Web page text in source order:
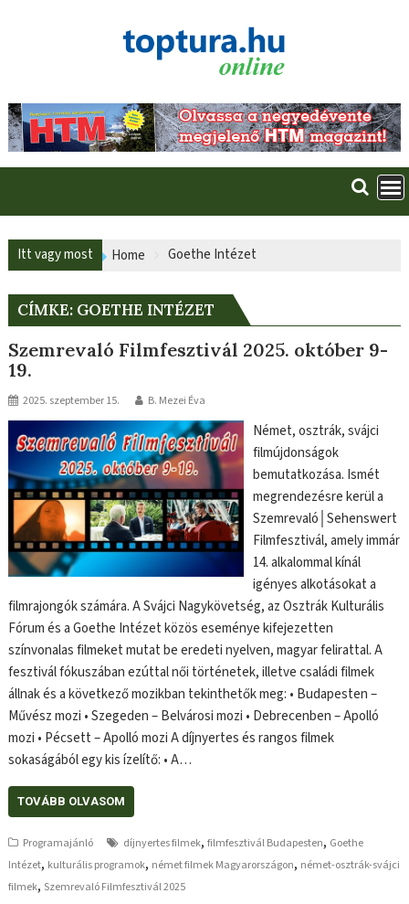
Itt vagy most Home Goethe Intézet
CÍMKE: GOETHE INTÉZET
Szemrevaló Filmfesztivál 2025. október 9-
19.
2025. szeptember 15. B. Mezei Éva
Német, osztrák, svájci
filmújdonságok
bemutatkozása. Ismét
megrendezésre kerül a
Szemrevaló│Sehenswert
Filmfesztivál, amely immár
14. alkalommal kínál
igényes alkotásokat a
filmrajongók számára. A Svájci Nagykövetség, az Osztrák Kulturális
Fórum és a Goethe Intézet közös eseménye kifejezetten
színvonalas filmeket mutat be eredeti nyelven, magyar felirattal. A
fesztivál fókuszában ezúttal női történetek, illetve családi filmek
állnak és a következő mozikban tekinthetők meg: • Budapesten –
Művész mozi • Szegeden – Belvárosi mozi • Debrecenben – Apolló
mozi • Pécsett – Apolló mozi A díjnyertes és rangos filmek
sokaságából egy kis ízelítő: • A…
TOVÁBB OLVASOM
Programajánló díjnyertes filmek,filmfesztivál Budapesten, Goethe
Intézet, kulturális programok, német filmek Magyarországon, német-osztrák-svájci
filmek, Szemrevaló Filmfesztivál 2025